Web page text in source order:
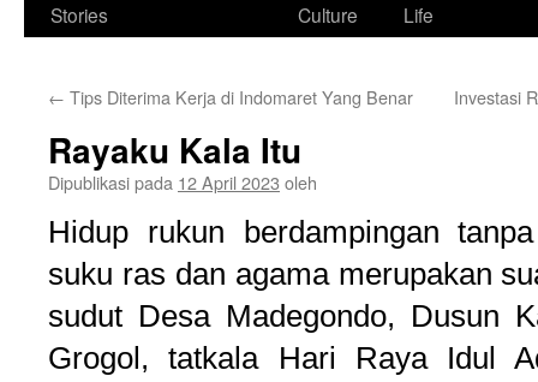
Stories
Culture
Life
← Tips Diterima Kerja di Indomaret Yang Benar Investasi
Rayaku Kala Itu
Dipublikasi pada 12 April 2023 oleh
Hidup rukun berdampingan
suku ras dan agama merupakan
sudut Desa Madegondo, Dusun
Grogol, tatkala Hari Raya Idul